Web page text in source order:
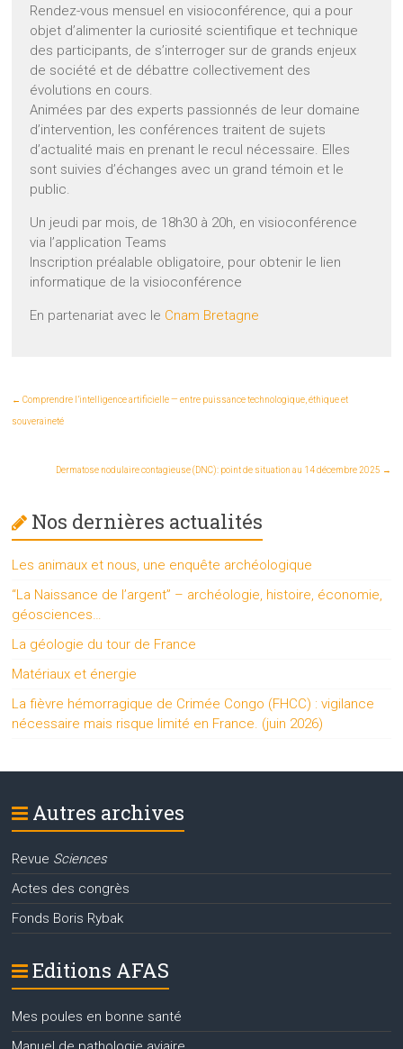
Rendez-vous mensuel en visioconférence, qui a pour
objet d’alimenter la curiosité scientifique et technique
des participants, de s’interroger sur de grands enjeux
de société et de débattre collectivement des
évolutions en cours.
Animées par des experts passionnés de leur domaine
d’intervention, les conférences traitent de sujets
d’actualité mais en prenant le recul nécessaire. Elles
sont suivies d’échanges avec un grand témoin et le
public.
Un jeudi par mois, de 18h30 à 20h, en visioconférence
via l’application Teams
Inscription préalable obligatoire, pour obtenir le lien
informatique de la visioconférence
En partenariat avec le Cnam Bretagne
← Comprendre l’intelligence artificielle — entre puissance technologique, éthique et
souveraineté
Dermatose nodulaire contagieuse (DNC): point de situation au 14 décembre 2025 →
Nos dernières actualités
Les animaux et nous, une enquête archéologique
“La Naissance de l’argent” – archéologie, histoire, économie,
géosciences…
La géologie du tour de France
Matériaux et énergie
La fièvre hémorragique de Crimée Congo (FHCC) : vigilance
nécessaire mais risque limité en France. (juin 2026)
Autres archives
Revue Sciences
Actes des congrès
Fonds Boris Rybak
Editions AFAS
Mes poules en bonne santé